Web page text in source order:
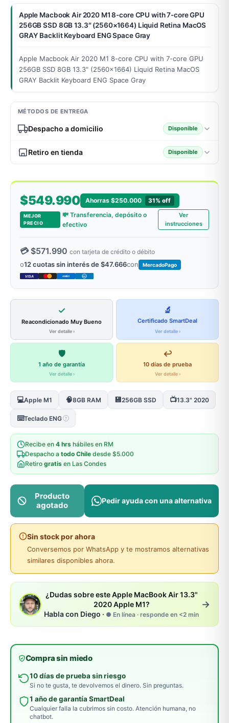
→
Apple Macbook Air 2020 M1 8-core CPU with 7-core GPU
256GB SSD 8GB 13.3″ (2560×1664) Liquid Retina MacOS
GRAY Backlit Keyboard ENG Space Gray
Apple Macbook Air 2020 M1 8-core CPU with 7-core GPU
256GB SSD 8GB 13.3" (2560x1664) Liquid Retina MacOS
GRAY Backlit Keyboard ENG Space Gray
MÉTODOS DE ENTREGA
Despacho a domicilio Disponible
Retiro en tienda Disponible
$549.990 Ahorras $250.000 31% off
MEJOR
PRECIO
💸 Transferencia, depósito o
efectivo
Ver
instrucciones
💳 $571.990 con tarjeta de crédito o débito
o12 cuotas sin interés de $47.666con MercadoPago
VISA AMEX DC
✓
Reacondicionado Muy Bueno
Ver detalle ›
🔬
Certificado SmartDeal
Ver detalle ›
🛡️
1 año de garantía
Ver detalle ›
↩️
10 días de prueba
Ver detalle ›
💻Apple M1 🧠8GB RAM 💾256GB SSD 📺13.3" 2020
⌨️Teclado ENG ?
Recibe en 4 hrs hábiles en RM
Despacho a todo Chile desde $5.000
Retiro gratis en Las Condes
Producto
agotado
Pedir ayuda con una alternativa
Sin stock por ahora
Conversemos por WhatsApp y te mostramos alternativas
similares disponibles ahora.
¿Dudas sobre este Apple MacBook Air 13.3"
2020 Apple M1?
Habla con Diego · ● En línea · responde en <2 min
→
Compra sin miedo
10 días de prueba sin riesgo
Si no te gusta, te devolvemos el dinero. Sin preguntas.
1 año de garantía SmartDeal
Cualquier falla la cubrimos sin costo. Atención humana, no
chatbot.